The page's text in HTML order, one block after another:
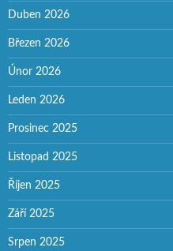
Duben 2026
Březen 2026
Únor 2026
Leden 2026
Prosinec 2025
Listopad 2025
Říjen 2025
Září 2025
Srpen 2025